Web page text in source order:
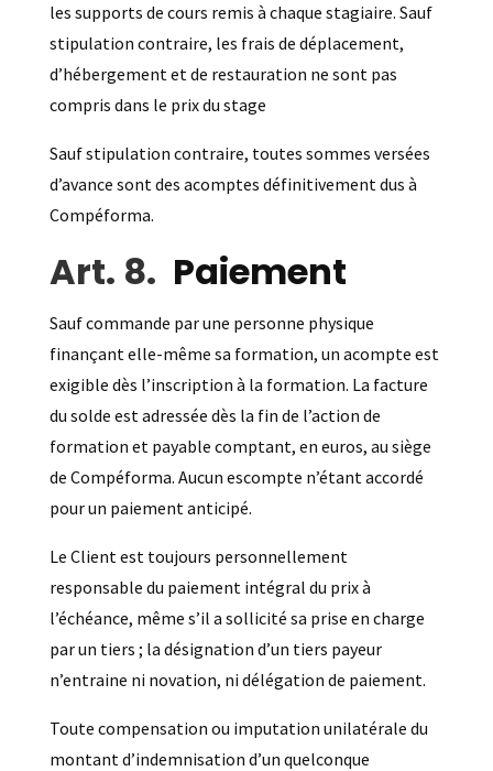
les supports de cours remis à chaque stagiaire. Sauf
stipulation contraire, les frais de déplacement,
d’hébergement et de restauration ne sont pas
compris dans le prix du stage
Sauf stipulation contraire, toutes sommes versées
d’avance sont des acomptes définitivement dus à
Compéforma.
Paiement
Sauf commande par une personne physique
finançant elle-même sa formation, un acompte est
exigible dès l’inscription à la formation. La facture
du solde est adressée dès la fin de l’action de
formation et payable comptant, en euros, au siège
de Compéforma. Aucun escompte n’étant accordé
pour un paiement anticipé.
Le Client est toujours personnellement
responsable du paiement intégral du prix à
l’échéance, même s’il a sollicité sa prise en charge
par un tiers ; la désignation d’un tiers payeur
n’entraine ni novation, ni délégation de paiement.
Toute compensation ou imputation unilatérale du
montant d’indemnisation d’un quelconque